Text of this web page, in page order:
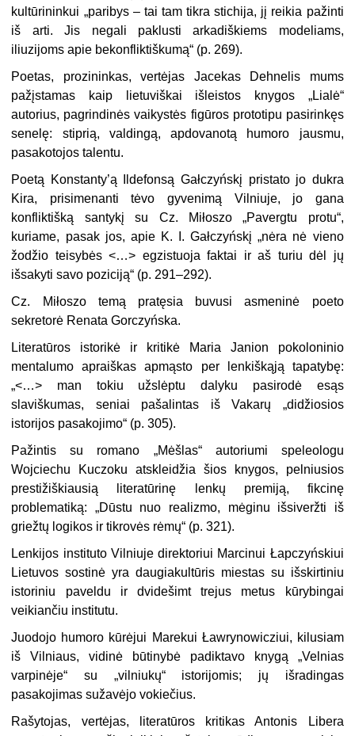
kultūrininkui „paribys – tai tam tikra stichija, jį reikia pažinti
iš arti. Jis negali paklusti arkadiškiems modeliams,
iliuzijoms apie bekonfliktiškumą“ (p. 269).
Poetas, prozininkas, vertėjas Jacekas Dehnelis mums
pažįstamas kaip lietuviškai išleistos knygos „Lialė“
autorius, pagrindinės vaikystės figūros prototipu pasirinkęs
senelę: stiprią, valdingą, apdovanotą humoro jausmu,
pasakotojos talentu.
Poetą Konstanty’ą Ildefonsą Gałczyńskį pristato jo dukra
Kira, prisimenanti tėvo gyvenimą Vilniuje, jo gana
konfliktišką santykį su Cz. Miłoszo „Pavergtu protu“,
kuriame, pasak jos, apie K. I. Gałczyńskį „nėra nė vieno
žodžio teisybės <…> egzistuoja faktai ir aš turiu dėl jų
išsakyti savo poziciją“ (p. 291–292).
Cz. Miłoszo temą pratęsia buvusi asmeninė poeto
sekretorė Renata Gorczyńska.
Literatūros istorikė ir kritikė Maria Janion pokoloninio
mentalumo apraiškas apmąsto per lenkiškąją tapatybę:
„<…> man tokiu užslėptu dalyku pasirodė esąs
slaviškumas, seniai pašalintas iš Vakarų „didžiosios
istorijos pasakojimo“ (p. 305).
Pažintis su romano „Mėšlas“ autoriumi speleologu
Wojciechu Kuczoku atskleidžia šios knygos, pelniusios
prestižiškiausią literatūrinę lenkų premiją, fikcinę
problematiką: „Dūstu nuo realizmo, mėginu išsiveržti iš
griežtų logikos ir tikrovės rėmų“ (p. 321).
Lenkijos instituto Vilniuje direktoriui Marcinui Łapczyńskiui
Lietuvos sostinė yra daugiakultūris miestas su išskirtiniu
istoriniu paveldu ir dvidešimt trejus metus kūrybingai
veikiančiu institutu.
Juodojo humoro kūrėjui Marekui Ławrynowicziui, kilusiam
iš Vilniaus, vidinė būtinybė padiktavo knygą „Velnias
varpinėje“ su „vilniukų“ istorijomis; jų išradingas
pasakojimas sužavėjo vokiečius.
Rašytojas, vertėjas, literatūros kritikas Antonis Libera